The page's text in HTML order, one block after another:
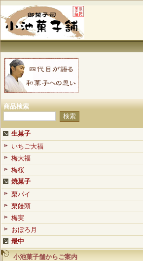
商品検索
生菓子
いちご大福
梅大福
梅桜
焼菓子
栗パイ
栗饅頭
梅実
おぼろ月
最中
小池菓子舗からご案内